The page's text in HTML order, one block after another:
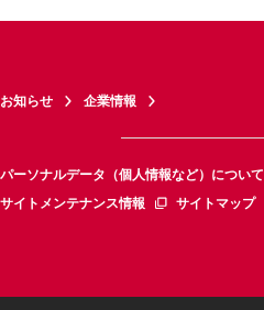
お知らせ 企業情報
パーソナルデータ（個人情報など）について
サイトメンテナンス情報
サイトマップ